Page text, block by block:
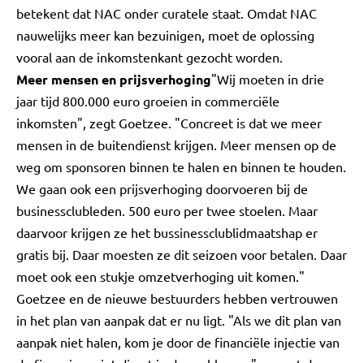
betekent dat NAC onder curatele staat. Omdat NAC
nauwelijks meer kan bezuinigen, moet de oplossing
vooral aan de inkomstenkant gezocht worden.
Meer mensen en prijsverhoging"Wij moeten in drie
jaar tijd 800.000 euro groeien in commerciële
inkomsten", zegt Goetzee. "Concreet is dat we meer
mensen in de buitendienst krijgen. Meer mensen op de
weg om sponsoren binnen te halen en binnen te houden.
We gaan ook een prijsverhoging doorvoeren bij de
businessclubleden. 500 euro per twee stoelen. Maar
daarvoor krijgen ze het bussinessclublidmaatshap er
gratis bij. Daar moesten ze dit seizoen voor betalen. Daar
moet ook een stukje omzetverhoging uit komen."
Goetzee en de nieuwe bestuurders hebben vertrouwen
in het plan van aanpak dat er nu ligt. "Als we dit plan van
aanpak niet halen, kom je door de financiële injectie van